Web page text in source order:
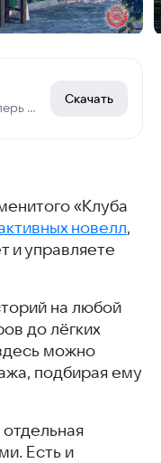
Легендарная игра — теперь и в RuStore!
Скачать
«Клуба
новелл,
и управляете
на любой
до лёгких
можно
подбирая ему
Есть и